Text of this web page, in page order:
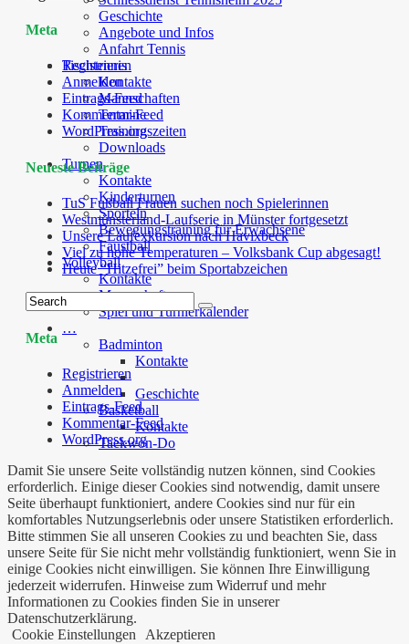
Geschichte
Angebote und Infos
Anfahrt Tennis
Tischtennis
Kontakte
Mannschaften
Termine
Trainingszeiten
Downloads
Turnen
Kontakte
Kinderturnen
Sporteln
Bewegungstraining für Erwachsene
Faustball
Volleyball
Kontakte
Mannschaft
Spiel und Turnierkalender
…
Badminton
Kontakte
Geschichte
Basketball
Kontakte
Taekwon-Do
Meta
Registrieren
Anmelden
Eintrags-Feed
Kommentar-Feed
WordPress.org
Neueste Beiträge
TuS Fußball Frauen suchen noch Spielerinnen
Westmünsterland-Laufserie in Münster fortgesetzt
Unsere Laufexkursion nach Havixbeck
Viel zu hohe Temperaturen – Volksbank Cup abgesagt!
Heute “Hitzefrei” beim Sportabzeichen
Meta
Registrieren
Anmelden
Eintrags-Feed
Kommentar-Feed
WordPress.org
Damit Sie unsere Seite vollständig nutzen können, sind Cookies
erforderlich. Einige dieser Cookies sind notwendig, damit unsere
Seite überhaupt funktioniert, andere Cookies sind nur für ein
komfortables Nutzungserlebnis oder unsere Statistiken erforderlich.
Bitte stimmen Sie all unseren Cookies zu und beachten Sie, dass
unsere Seite für Sie nicht mehr vollständig funktioniert, wenn Sie in
einige Cookies nicht einwilligen. Sie können Ihre Einwilligung
jederzeit widerrufen. Hinweise zum Widerruf und mehr
Informationen zu Cookies finden Sie in unserer
Datenschutzerklärung.
Cookie Einstellungen
Akzeptieren